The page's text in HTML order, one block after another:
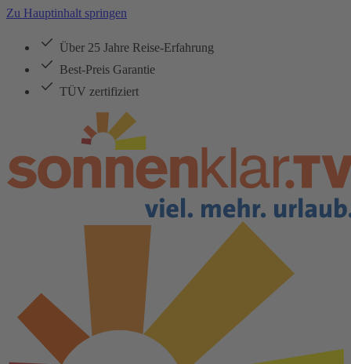
Zu Hauptinhalt springen
Über 25 Jahre Reise-Erfahrung
Best-Preis Garantie
TÜV zertifiziert